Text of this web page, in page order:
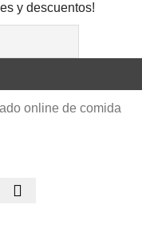
y descuentos!
online de comida